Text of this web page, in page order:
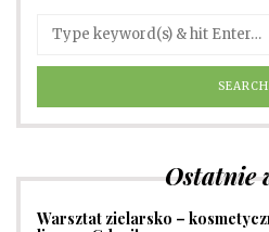
Ostatnie
Warsztat zielarsko –